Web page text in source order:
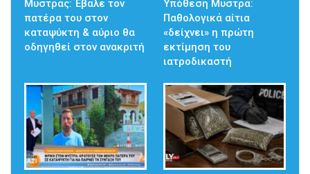
Μυστράς: Έβαλε τον
πατέρα του στον
καταψύκτη & αύριο θα
οδηγηθεί στον ανακριτή
Υπόθεση Μυστρά:
Παθολογικά αίτια
«δείχνει» η πρώτη
εκτίμηση του
ιατροδικαστή